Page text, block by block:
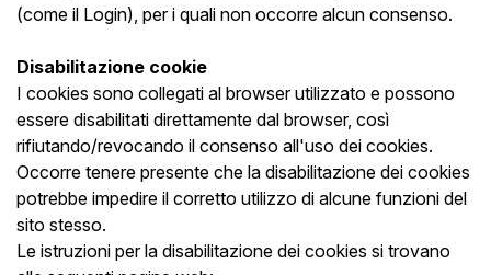
(come il Login), per i quali non occorre alcun consenso.
Disabilitazione cookie
I cookies sono collegati al browser utilizzato e possono
essere disabilitati direttamente dal browser, così
rifiutando/revocando il consenso all'uso dei cookies.
Occorre tenere presente che la disabilitazione dei cookies
potrebbe impedire il corretto utilizzo di alcune funzioni del
sito stesso.
Le istruzioni per la disabilitazione dei cookies si trovano